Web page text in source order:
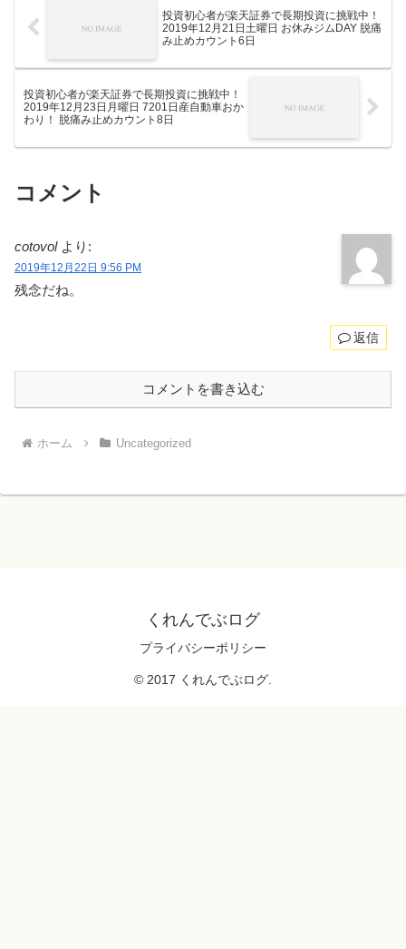
投資初心者が楽天証券で長期投資に挑戦中！
2019年12月21日土曜日 お休みジムDAY 脱痛
み止めカウント6日
投資初心者が楽天証券で長期投資に挑戦中！
2019年12月23日月曜日 7201日産自動車おか
わり！ 脱痛み止めカウント8日
コメント
cotovol より:
2019年12月22日 9:56 PM
残念だね。
返信
コメントを書き込む
ホーム Uncategorized
くれんでぶログ
プライバシーポリシー
© 2017 くれんでぶログ.